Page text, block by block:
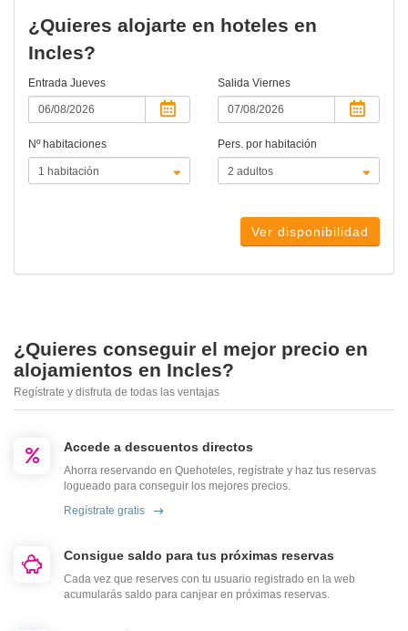
¿Quieres alojarte en hoteles en
Incles?
Entrada Jueves Salida Viernes
Nº habitaciones Pers. por habitación
Ver disponibilidad
¿Quieres conseguir el mejor precio en
alojamientos en Incles?
Regístrate y disfruta de todas las ventajas
Accede a descuentos directos
Ahorra reservando en Quehoteles, regístrate y haz tus reservas
logueado para conseguir los mejores precios.
Regístrate gratis
Consigue saldo para tus próximas reservas
Cada vez que reserves con tu usuario registrado en la web
acumularás saldo para canjear en próximas reservas.